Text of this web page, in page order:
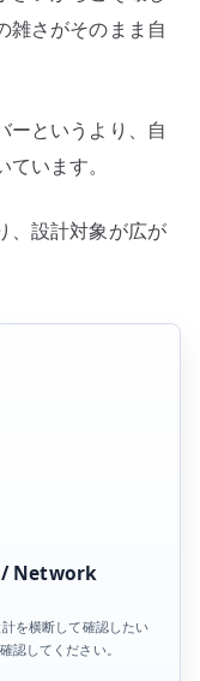
雑さがそのまま自
ーというより、自
います。
、設計対象が広が
/ Network
を横断して確認したい
認してください。